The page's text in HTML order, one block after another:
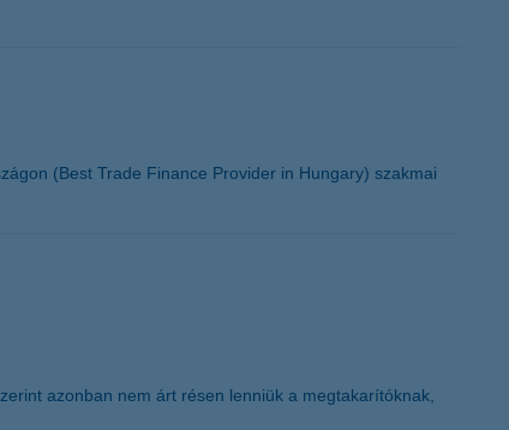
(Best Trade Finance Provider in Hungary) szakmai
azonban nem árt résen lenniük a megtakarítóknak,